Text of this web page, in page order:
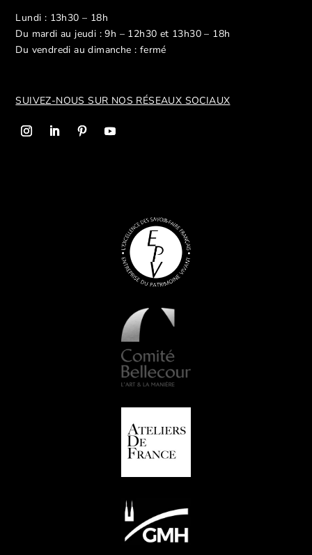
Lundi : 13h30 – 18h
Du mardi au jeudi : 9h – 12h30 et 13h30 – 18h
Du vendredi au dimanche : fermé
SUIVEZ-NOUS SUR NOS RÉSEAUX SOCIAUX